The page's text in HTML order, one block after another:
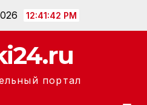
12:41:43 PM
портал